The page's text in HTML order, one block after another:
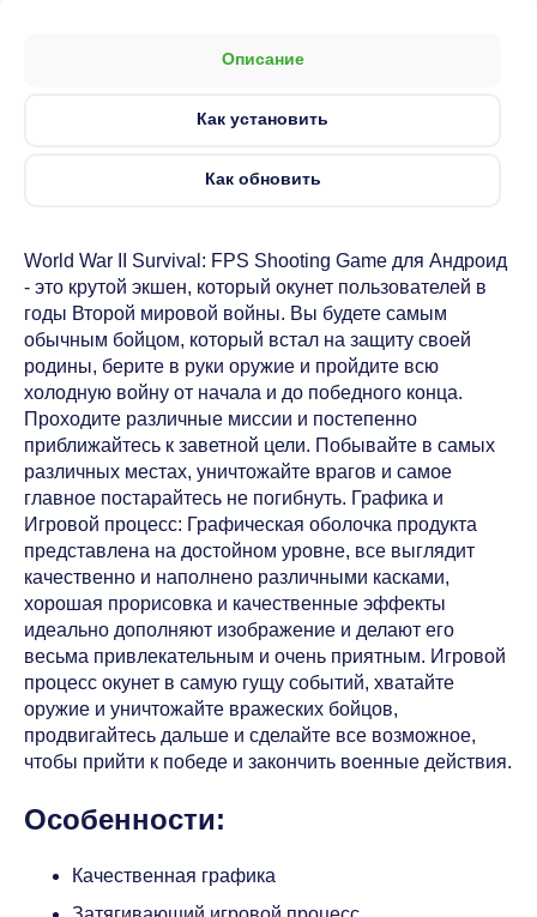
Описание
Как установить
Как обновить
World War II Survival: FPS Shooting Game для Андроид
- это крутой экшен, который окунет пользователей в
годы Второй мировой войны. Вы будете самым
обычным бойцом, который встал на защиту своей
родины, берите в руки оружие и пройдите всю
холодную войну от начала и до победного конца.
Проходите различные миссии и постепенно
приближайтесь к заветной цели. Побывайте в самых
различных местах, уничтожайте врагов и самое
главное постарайтесь не погибнуть. Графика и
Игровой процесс: Графическая оболочка продукта
представлена на достойном уровне, все выглядит
качественно и наполнено различными касками,
хорошая прорисовка и качественные эффекты
идеально дополняют изображение и делают его
весьма привлекательным и очень приятным. Игровой
процесс окунет в самую гущу событий, хватайте
оружие и уничтожайте вражеских бойцов,
продвигайтесь дальше и сделайте все возможное,
чтобы прийти к победе и закончить военные действия.
Особенности:
Качественная графика